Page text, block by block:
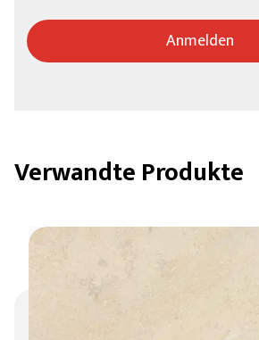
Anmelden
Verwandte Produkte